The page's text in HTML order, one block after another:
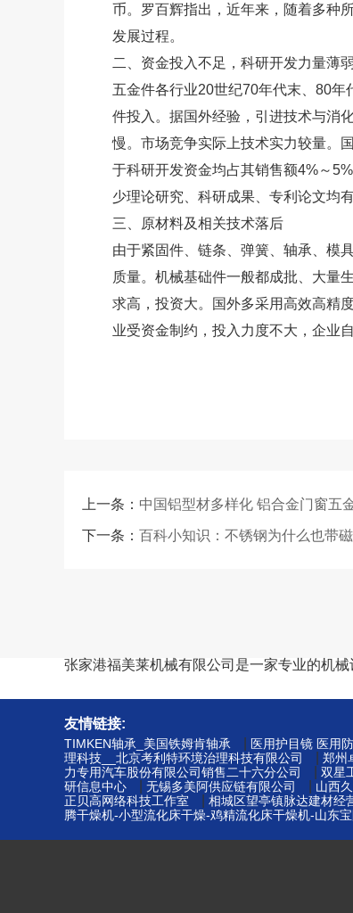
币。罗百辉指出，近年来，随着多种
发展过程。
二、资金投入不足，科研开发力量薄弱
五金件各行业20世纪70年代末、80
件投入。据国外经验，引进技术与消
慢。市场竞争实际上技术实力较量。
于科研开发资金均占其销售额4%～
少理论研究、科研成果、专利论文均
三、原材料及相关技术落后
由于紧固件、链条、弹簧、轴承、模
质量。机械基础件一般都成批、大量
求高，投资大。国外多采用高效高精
业受资金制约，投入力度不大，企业
上一条： 中国铝型材多样化 铝合金门窗五
下一条： 百科小知识：不锈钢为什么也带磁
张家港福美莱机械有限公司是一家专业的机
友情链接:
TIMKEN轴承_美国铁姆肯轴承 医用护目镜 医用
理科技__北京考利特环境治理科技有限公司
郑州
力专用汽车股份有限公司销售二十六分公司
双星
研信息中心
无锡多美阿供应链有限公司 山西
正贝高网络科技工作室
相城区望亭镇脉达建材经
腾干燥机-小型流化床干燥-鸡精流化床干燥机-山东